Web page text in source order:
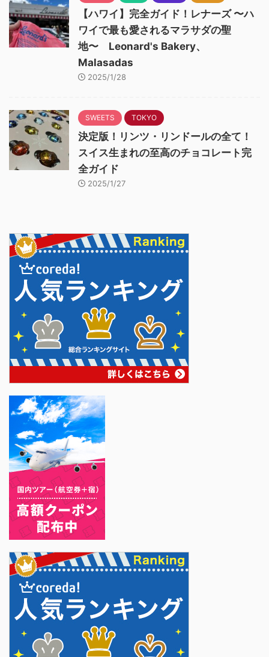
【ハワイ】完全ガイド！レナーズ 〜ハ
ワイで最も愛されるマラサダの聖
地〜 Leonard's Bakery、
Malasadas
2025/1/28
SWEETS TOKYO
決定版！リンツ・リンドールの全て！
スイス生まれの至高のチョコレート完
全ガイド
2025/1/27